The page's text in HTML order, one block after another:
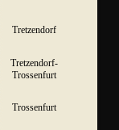
Tretzendorf
Tretzendorf-
Trossenfurt
Trossenfurt